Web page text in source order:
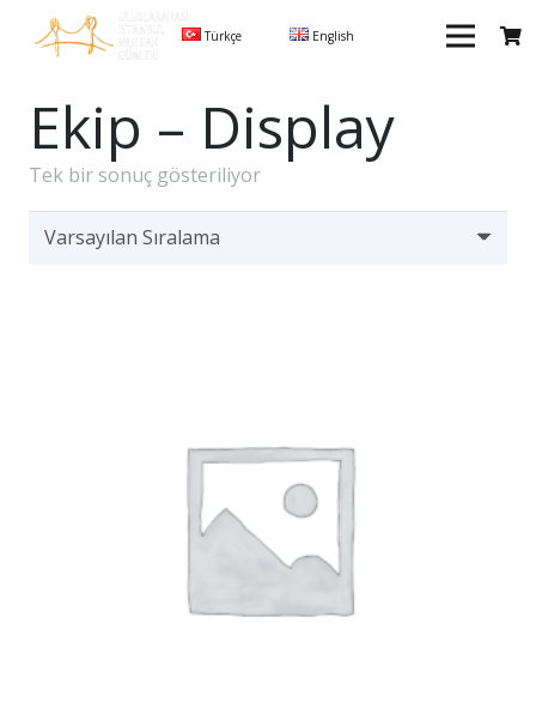
Türkçe English
Ekip – Display
Tek bir sonuç gösteriliyor